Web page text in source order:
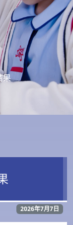
果
2026年7月7日